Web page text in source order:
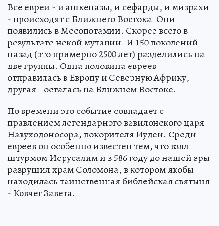
Все евреи - и ашкеназы, и сефарды, и мизрахи
- происходят с Ближнего Востока. Они
появились в Месопотамии. Скорее всего в
результате некой мутации. И 150 поколений
назад (это примерно 2500 лет) разделились на
две группы. Одна половина евреев
отправилась в Европу и Северную Африку,
другая - осталась на Ближнем Востоке.
По времени это событие совпадает с
правлением легендарного вавилонского царя
Навуходоносора, покорителя Иудеи. Среди
евреев он особенно известен тем, что взял
штурмом Иерусалим и в 586 году до нашей эры
разрушил храм Соломона, в котором якобы
находилась таинственная библейская святыня
- Ковчег Завета.